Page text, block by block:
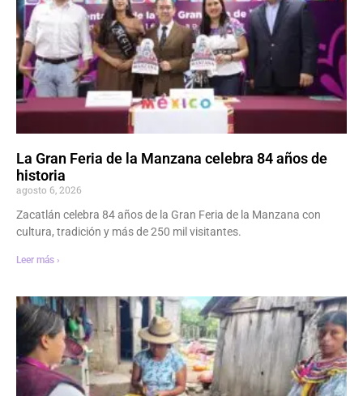
La Gran Feria de la Manzana celebra 84 años de
historia
agosto 6, 2026
Zacatlán celebra 84 años de la Gran Feria de la Manzana con
cultura, tradición y más de 250 mil visitantes.
Leer más ›